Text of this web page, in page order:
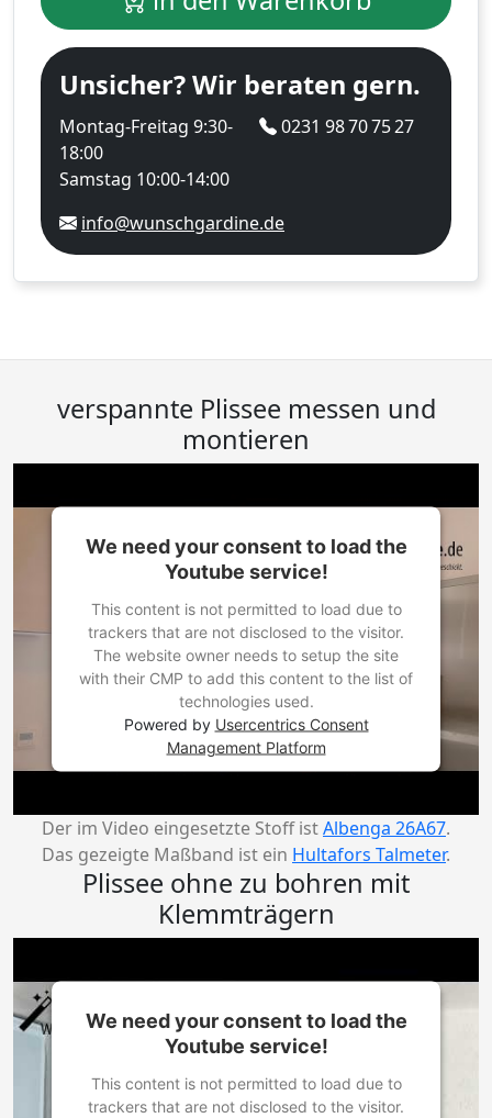
Unsicher? Wir beraten gern.
Montag-Freitag 9:30-
18:00
Samstag 10:00-14:00
0231 98 70 75 27
info@wunschgardine.de
verspannte Plissee messen und
montieren
We need your consent to load the
Youtube service!
This content is not permitted to load due to
trackers that are not disclosed to the visitor.
The website owner needs to setup the site
with their CMP to add this content to the list of
technologies used.
Powered by Usercentrics Consent
Management Platform
Der im Video eingesetzte Stoff istAlbenga 26A67.
Das gezeigte Maßband ist ein Hultafors Talmeter.
Plissee ohne zu bohren mit
Klemmträgern
We need your consent to load the
Youtube service!
This content is not permitted to load due to
trackers that are not disclosed to the visitor.